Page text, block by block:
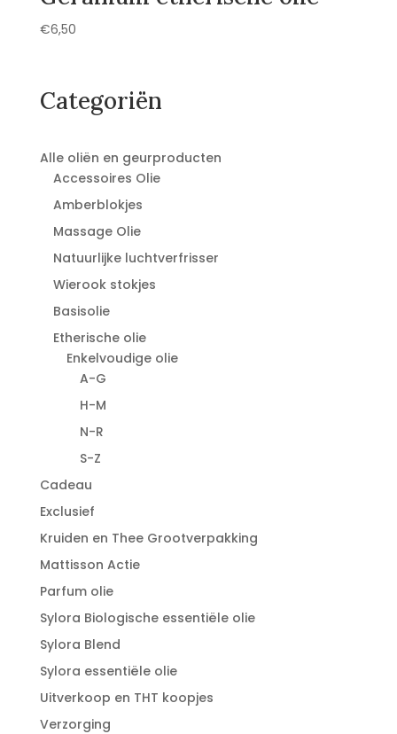
€6,50
Categoriën
Alle oliën en geurproducten
Accessoires Olie
Amberblokjes
Massage Olie
Natuurlijke luchtverfrisser
Wierook stokjes
Basisolie
Etherische olie
Enkelvoudige olie
A-G
H-M
N-R
S-Z
Cadeau
Exclusief
Kruiden en Thee Grootverpakking
Mattisson Actie
Parfum olie
Sylora Biologische essentiële olie
Sylora Blend
Sylora essentiële olie
Uitverkoop en THT koopjes
Verzorging